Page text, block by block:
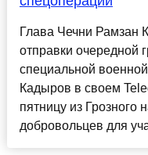
Глава Чечни Рамзан
отправки очередной
специальной
Кадыров в своем
пятницу из Грозного
добровольцев для